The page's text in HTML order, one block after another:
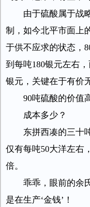
由于硫酸属于战
制，如今北平市面上
于供不应求的状态，
到每吨180银元左右
银元，关键在于有价
90吨硫酸的价值
成本多少？
东拼西凑的三十
仅有每吨50大洋左右
倍。
乖乖，眼前的余
是在生产‘金钱’！